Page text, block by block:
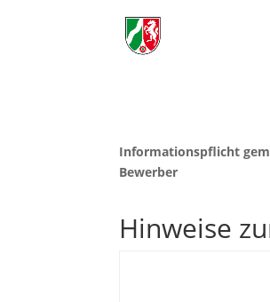
Informationspflicht
Bewerber
Hinweise